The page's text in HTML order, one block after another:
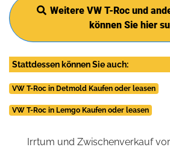
Weitere VW T-Roc und
können Sie hier
Stattdessen können Sie auch:
VW T-Roc in Detmold Kaufen oder leasen
VW T-Roc in Lemgo Kaufen oder leasen
Irrtum und Zwischenverkauf